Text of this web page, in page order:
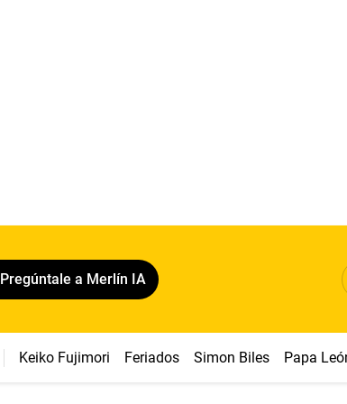
Pregúntale a Merlín IA
Keiko Fujimori Feriados Simon Biles Papa